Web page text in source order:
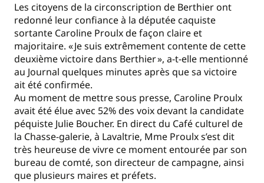
Les citoyens de la circonscription de Berthier ont
redonné leur confiance à la députée caquiste
sortante Caroline Proulx de façon claire et
majoritaire. « Je suis extrêmement contente de cette
deuxième victoire dans Berthier », a-t-elle mentionné
au Journal quelques minutes après que sa victoire
ait été confirmée.
Au moment de mettre sous presse, Caroline Proulx
avait été élue avec 52% des voix devant la candidate
péquiste Julie Boucher. En direct du Café culturel de
la Chasse-galerie, à Lavaltrie, Mme Proulx s’est dit
très heureuse de vivre ce moment entourée par son
bureau de comté, son directeur de campagne, ainsi
que plusieurs maires et préfets.